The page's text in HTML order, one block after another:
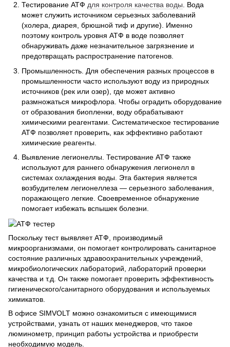
Тестирование АТФ для контроля качества воды. Вода
может служить источником серьезных заболеваний
(холера, диарея, брюшной тиф и другие). Именно
поэтому контроль уровня АТФ в воде позволяет
обнаруживать даже незначительное загрязнение и
предотвращать распространение патогенов.
Промышленность. Для обеспечения разных процессов в
промышленности часто используют воду из природных
источников (рек или озер), где может активно
размножаться микрофлора. Чтобы оградить оборудование
от образования биопленки, воду обрабатывают
химическими реагентами. Систематическое тестирование
АТФ позволяет проверить, как эффективно работают
химические реагенты.
Выявление легионеллы. Тестирование АТФ также
используют для раннего обнаружения легионелл в
системах охлаждения воды. Эта бактерия является
возбудителем легионеллеза — серьезного заболевания,
поражающего легкие. Своевременное обнаружение
помогает избежать вспышек болезни.
Поскольку тест выявляет АТФ, производимый
микроорганизмами, он помогает контролировать санитарное
состояние различных здравоохранительных учреждений,
микробиологических лабораторий, лабораторий проверки
качества и т.д. Он также помогает проверить эффективность
гигиенического/санитарного оборудования и используемых
химикатов.
В офисе SIMVOLT можно ознакомиться с имеющимися
устройствами, узнать от наших менеджеров, что такое
люминометр, принцип работы устройства и приобрести
необходимую модель.